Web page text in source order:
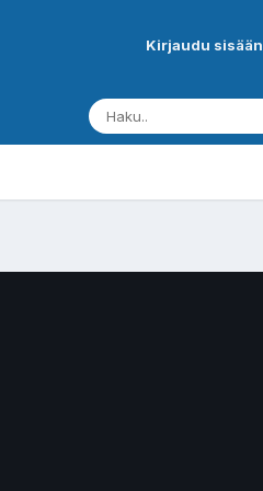
Kirjaudu sisään